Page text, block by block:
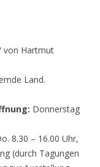
von Hartmut
Land.
Donnerstag
8.30 – 16.00 Uhr,
(durch Tagungen